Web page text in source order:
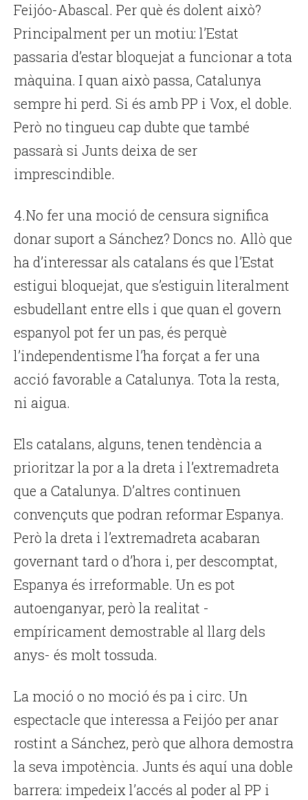
Feijóo-Abascal. Per què és dolent això?
Principalment per un motiu: l’Estat
passaria d’estar bloquejat a funcionar a tota
màquina. I quan això passa, Catalunya
sempre hi perd. Si és amb PP i Vox, el doble.
Però no tingueu cap dubte que també
passarà si Junts deixa de ser
imprescindible.
4.No fer una moció de censura significa
donar suport a Sánchez? Doncs no. Allò que
ha d’interessar als catalans és que l’Estat
estigui bloquejat, que s’estiguin literalment
esbudellant entre ells i que quan el govern
espanyol pot fer un pas, és perquè
l’independentisme l’ha forçat a fer una
acció favorable a Catalunya. Tota la resta,
ni aigua.
Els catalans, alguns, tenen tendència a
prioritzar la por a la dreta i l’extremadreta
que a Catalunya. D’altres continuen
convençuts que podran reformar Espanya.
Però la dreta i l’extremadreta acabaran
governant tard o d’hora i, per descomptat,
Espanya és irreformable. Un es pot
autoenganyar, però la realitat -
empíricament demostrable al llarg dels
anys- és molt tossuda.
La moció o no moció és pa i circ. Un
espectacle que interessa a Feijóo per anar
rostint a Sánchez, però que alhora demostra
la seva impotència. Junts és aquí una doble
barrera: impedeix l’accés al poder al PP i